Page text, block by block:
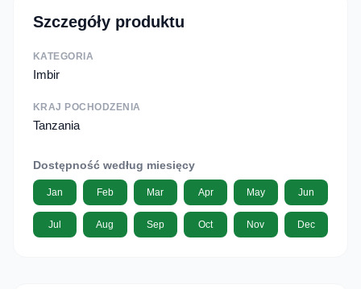
Szczegóły produktu
KATEGORIA
Imbir
KRAJ POCHODZENIA
Tanzania
Dostępność według miesięcy
Jan Feb Mar Apr May Jun
Jul Aug Sep Oct Nov Dec